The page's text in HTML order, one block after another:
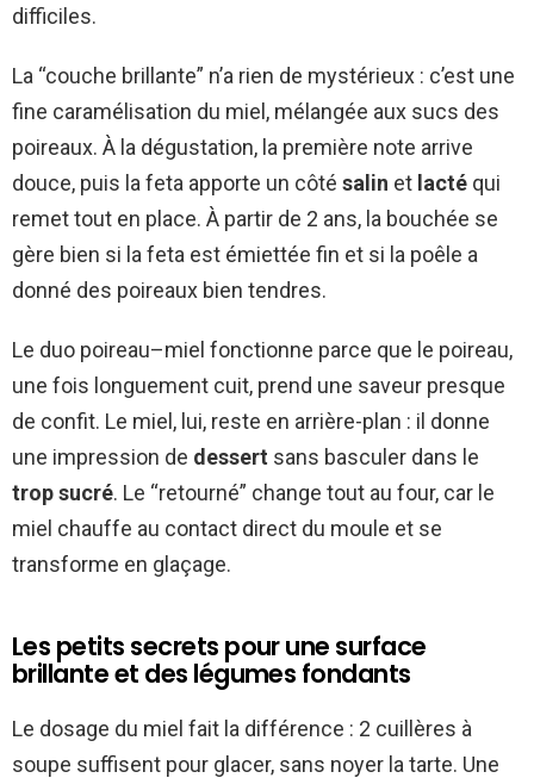
difficiles.
La “couche brillante” n’a rien de mystérieux : c’est une
fine caramélisation du miel, mélangée aux sucs des
poireaux. À la dégustation, la première note arrive
douce, puis la feta apporte un côté salin et lacté qui
remet tout en place. À partir de 2 ans, la bouchée se
gère bien si la feta est émiettée fin et si la poêle a
donné des poireaux bien tendres.
Le duo poireau–miel fonctionne parce que le poireau,
une fois longuement cuit, prend une saveur presque
de confit. Le miel, lui, reste en arrière-plan : il donne
une impression de dessert sans basculer dans le
trop sucré. Le “retourné” change tout au four, car le
miel chauffe au contact direct du moule et se
transforme en glaçage.
Les petits secrets pour une surface
brillante et des légumes fondants
Le dosage du miel fait la différence : 2 cuillères à
soupe suffisent pour glacer, sans noyer la tarte. Une